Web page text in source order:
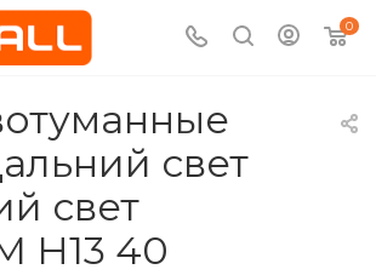
0
свет
свет
Н13 40